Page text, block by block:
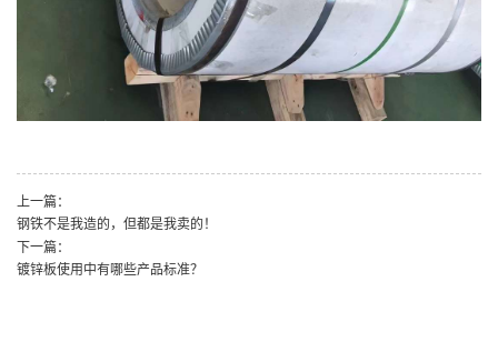
上一篇：
钢铁不是我造的，但都是我卖的！
下一篇：
镀锌板使用中有哪些产品标准？